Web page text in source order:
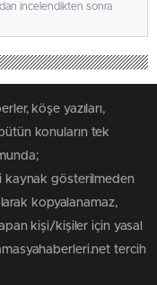
incelendikten sonra
köşe yazıları,
konuların tek
kaynak gösterilmeden
kopyalanamaz,
kişi/kişiler için yasal
tercih